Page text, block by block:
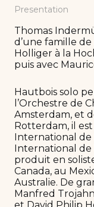
Presentation
Thomas
d’une famille
Holliger à la
puis avec
Hautbois solo
l’Orchestre de
Amsterdam, et
Rotterdam, il
International
International de
produit en
Canada, au
Australie. De
Manfred